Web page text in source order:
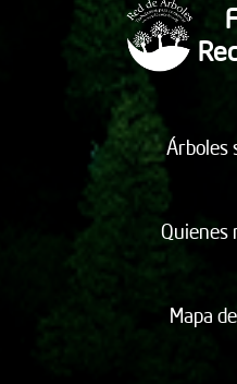
Árboles
Quienes
Mapa